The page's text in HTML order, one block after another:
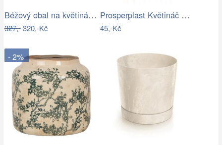
Béžový obal na květináč s kočkami a…
327,-320,-Kč
Prosperplast Květináč s vkladem Sandy…
45,-Kč
- 2%